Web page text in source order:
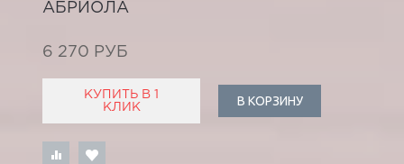
АБРИОЛА
6 270 РУБ
КУПИТЬ В 1
КЛИК
В КОРЗИНУ